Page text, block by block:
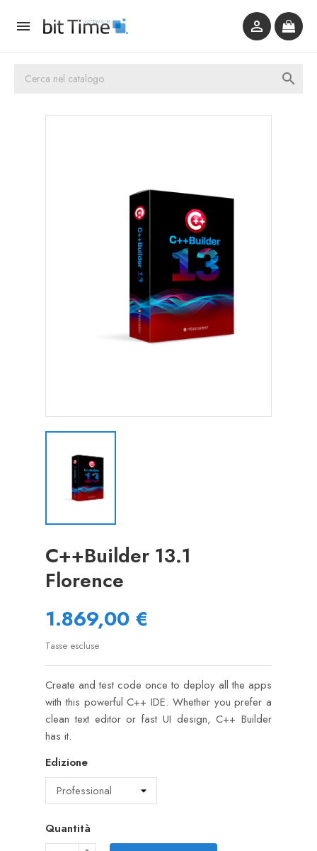
 

C++Builder 13.1
Florence
1.869,00 €
Tasse escluse
Create and test code once to deploy all the apps
with this powerful C++ IDE. Whether you prefer a
clean text editor or fast UI design, C++ Builder
has it.
Edizione
Quantità